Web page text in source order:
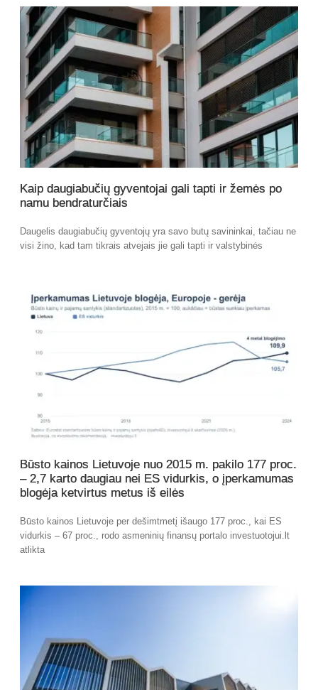
Kaip daugiabučių gyventojai gali tapti ir žemės po
namu bendraturčiais
Daugelis daugiabučių gyventojų yra savo butų savininkai, tačiau ne
visi žino, kad tam tikrais atvejais jie gali tapti ir valstybinės
Būsto kainos Lietuvoje nuo 2015 m. pakilo 177 proc.
– 2,7 karto daugiau nei ES vidurkis, o įperkamumas
blogėja ketvirtus metus iš eilės
Būsto kainos Lietuvoje per dešimtmetį išaugo 177 proc., kai ES
vidurkis – 67 proc., rodo asmeninių finansų portalo investuotojui.lt
atlikta